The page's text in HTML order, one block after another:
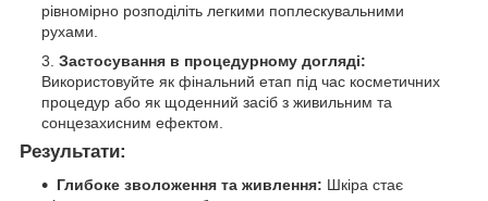
рівномірно розподіліть легкими поплескувальними
рухами.
Застосування в процедурному догляді:
Використовуйте як фінальний етап під час косметичних
процедур або як щоденний засіб з живильним та
сонцезахисним ефектом.
Результати:
Глибоке зволоження та живлення: Шкіра стає